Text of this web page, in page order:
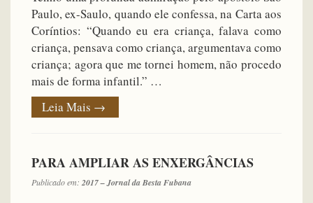
Paulo, ex-Saulo, quando ele confessa, na Carta aos
Coríntios: “Quando eu era criança, falava como
criança, pensava como criança, argumentava como
criança; agora que me tornei homem, não procedo
mais de forma infantil.” …
Leia Mais →
PARA AMPLIAR AS ENXERGÂNCIAS
Publicado em: 2017 – Jornal da Besta Fubana